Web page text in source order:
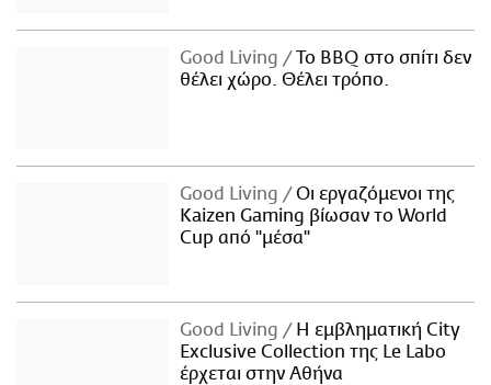
Good Living
Το BBQ στο σπίτι δεν
θέλει χώρο. Θέλει τρόπο.
Good Living
Οι εργαζόμενοι της
Kaizen Gaming βίωσαν το World
Cup από "μέσα"
Good Living
Η εμβληματική City
Exclusive Collection της Le Labo
έρχεται στην Αθήνα